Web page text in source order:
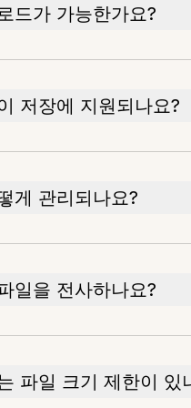
드가 가능한가요?
저장에 지원되나요?
게 관리되나요?
일을 전사하나요?
파일 크기 제한이 있